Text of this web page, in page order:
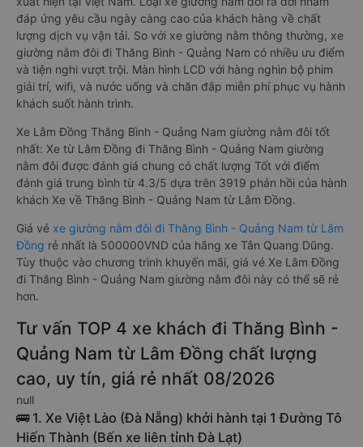
đáp ứng yêu cầu ngày càng cao của khách hàng về chất
lượng dịch vụ vận tải. So với xe giường nằm thông thường, xe
giường nằm đôi đi Thăng Bình - Quảng Nam có nhiều ưu điểm
và tiện nghi vượt trội. Màn hình LCD với hàng nghìn bộ phim
giải trí, wifi, và nước uống và chăn đắp miễn phí phục vụ hành
khách suốt hành trình.
Xe Lâm Đồng Thăng Bình - Quảng Nam giường nằm đôi tốt
nhất: Xe từ Lâm Đồng đi Thăng Bình - Quảng Nam giường
nằm đôi được đánh giá chung có chất lượng Tốt với điểm
đánh giá trung bình từ 4.3/5 dựa trên 3919 phản hồi của hành
khách Xe về Thăng Bình - Quảng Nam từ Lâm Đồng.
Giá vé xe giường nằm đôi đi Thăng Bình - Quảng Nam từ Lâm
Đồng rẻ nhất là 500000VND của hãng xe Tân Quang Dũng.
Tùy thuộc vào chương trình khuyến mãi, giá vé Xe Lâm Đồng
đi Thăng Bình - Quảng Nam giường nằm đôi này có thể sẽ rẻ
hơn.
Tư vấn TOP 4 xe khách đi Thăng Bình -
Quảng Nam từ Lâm Đồng chất lượng
cao, uy tín, giá rẻ nhất 08/2026
null
🚌 1. Xe Việt Lào (Đà Nẵng) khởi hành tại 1 Đường Tô
Hiến Thành (Bến xe liên tỉnh Đà Lạt)